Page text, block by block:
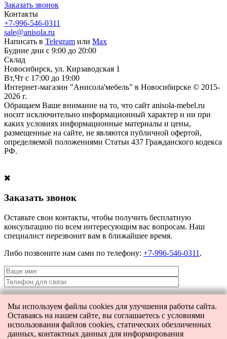
Заказать звонок
Контакты
+7-996-546-0311
sale@anisola.ru
Написать в Telegram или Max
Будние дни с 9:00 до 20:00
Склад
Новосибирск, ул. Кирзаводская 1
Вт,Чт с 17:00 до 19:00
Интернет-магазин "Анисола'мебель" в Новосибирске © 2015-
2026 г.
Обращаем Ваше внимание на то, что сайт anisola-mebel.ru
носит исключительно информационный характер и ни при
каких условиях информационные материалы и цены,
размещенные на сайте, не являются публичной офертой,
определяемой положениями Статьи 437 Гражданского кодекса
РФ.
Заказать звонок
Оставьте свои контакты, чтобы получить бесплатную
консультацию по всем интересующим вас вопросам. Наш
специалист перезвонит вам в ближайшее время.
Либо позвоните нам сами по телефону: +7-996-546-0311 .
Я даю согласие наобработку персональных данныхи согласие на
передачу этих данных третьим лицам.
Мы используем файлы cookies для улучшения работы сайта.
Оставаясь на нашем сайте, вы соглашаетесь с условиями
использования файлов cookies, статических обезличенных
данных, контактных данных для информирования